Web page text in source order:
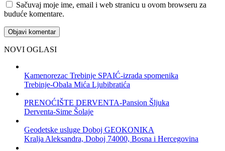
Sačuvaj moje ime, email i web stranicu u ovom browseru za
buduće komentare.
NOVI OGLASI
Kamenorezac Trebinje SPAIĆ-izrada spomenika
Trebinje-Obala Mića Ljubibratića
PRENOĆIŠTE DERVENTA-Pansion Šljuka
Derventa-Sime Šolaje
Geodetske usluge Doboj GEOKONIKA
Kralja Aleksandra, Doboj 74000, Bosna i Hercegovina